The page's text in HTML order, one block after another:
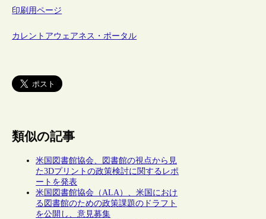
印刷用ページ
カレントアウェアネス・ポータル
類似の記事
米国図書館協会、図書館の視点から見
た3Dプリントの政策検討に関するレポ
ートを発表
米国図書館協会（ALA）、米国におけ
る図書館のための政策課題のドラフト
を公開し、意見募集